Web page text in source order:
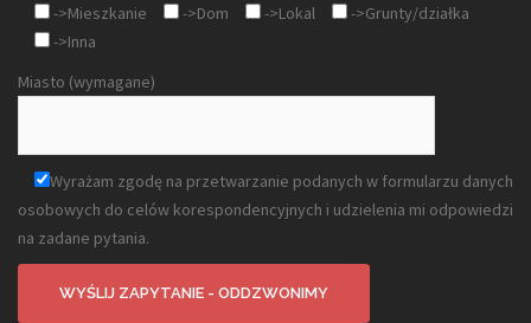
->Mieszkanie
->Dom ->Lokal
->Grunty/działka
->Inna
Miasto (wymagane)
Wyrażam zgodę na przetwarzanie podanych w formularzu danych
osobowych do celów korespondencyjnych i udzielenia mi odpowiedzi
na zadane pytania.